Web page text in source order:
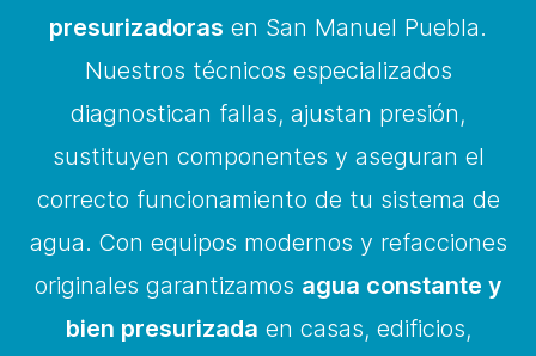
presurizadoras en San Manuel Puebla.
Nuestros técnicos especializados
diagnostican fallas, ajustan presión,
sustituyen componentes y aseguran el
correcto funcionamiento de tu sistema de
agua. Con equipos modernos y refacciones
originales garantizamos agua constante y
bien presurizada en casas, edificios,